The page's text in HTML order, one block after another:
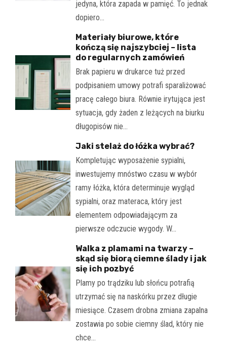
jedyna, która zapada w pamięć. To jednak
dopiero…
Materiały biurowe, które
kończą się najszybciej – lista
do regularnych zamówień
Brak papieru w drukarce tuż przed
podpisaniem umowy potrafi sparaliżować
pracę całego biura. Równie irytująca jest
sytuacja, gdy żaden z leżących na biurku
długopisów nie…
Jaki stelaż do łóżka wybrać?
Kompletując wyposażenie sypialni,
inwestujemy mnóstwo czasu w wybór
ramy łóżka, która determinuje wygląd
sypialni, oraz materaca, który jest
elementem odpowiadającym za
pierwsze odczucie wygody. W…
Walka z plamami na twarzy –
skąd się biorą ciemne ślady i jak
się ich pozbyć
Plamy po trądziku lub słońcu potrafią
utrzymać się na naskórku przez długie
miesiące. Czasem drobna zmiana zapalna
zostawia po sobie ciemny ślad, który nie
chce…